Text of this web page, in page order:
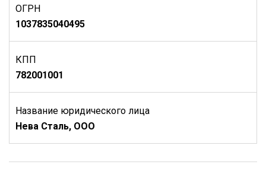
ОГРН
1037835040495
КПП
782001001
Название юридического лица
Нева Сталь, ООО